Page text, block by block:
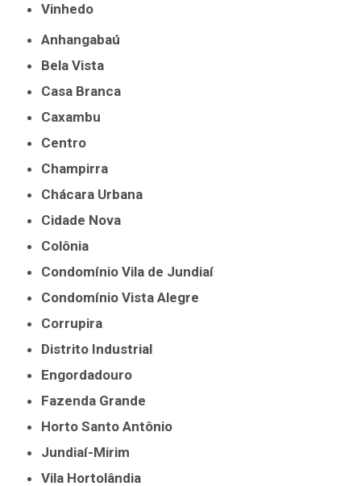
Vinhedo
Anhangabaú
Bela Vista
Casa Branca
Caxambu
Centro
Champirra
Chácara Urbana
Cidade Nova
Colônia
Condomínio Vila de Jundiaí
Condomínio Vista Alegre
Corrupira
Distrito Industrial
Engordadouro
Fazenda Grande
Horto Santo Antônio
Jundiaí-Mirim
Vila Hortolândia